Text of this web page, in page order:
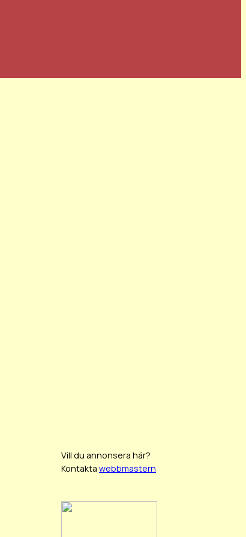
Vill du annonsera här?
Kontakta webbmastern